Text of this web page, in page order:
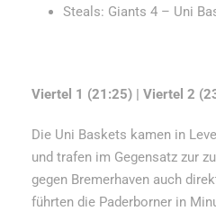
Steals: Giants 4 – Uni
Viertel 1 (21:25) | Viertel 2
Die Uni Baskets kamen in
und trafen im Gegensatz zur
gegen Bremerhaven auch
führten die Paderborner in